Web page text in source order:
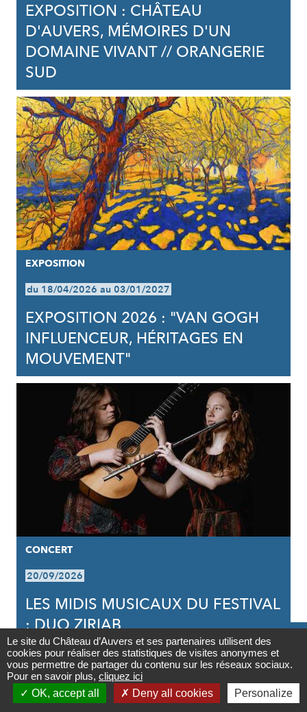
Contact

Newsletter
EXPOSITION : CHÂTEAU
D'AUVERS, MÉMOIRES D'UN
DOMAINE VIVANT // ORANGERIE
SUD
EXPOSITION
du 18/04/2026 au 03/01/2027
EXPOSITION 2026 : "VAN GOGH
INFLUENCEUR, HÉRITAGES EN
MOUVEMENT"
CONCERT
20/09/2026
LES MIDIS MUSICAUX DU FESTIVAL
: DUO ZIRIAB
Partager PARTAGER
SUR
PARTAGER
SUR
PARTAGER
PAR
Le site du Château d’Auvers et ses partenaires utilisent des
cookies pour réaliser des statistiques de visites anonymes et
vous permettre de partager du contenu sur les réseaux sociaux.
Pour en savoir plus, cliquez ici
OK, accept all
Deny all cookies Personalize